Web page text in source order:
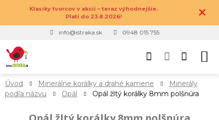
Klasiky tvorcov v akcii – teraz výhodnejšie.
Platí do 23.8.2026!
×
info@istraka.sk 0948 015 755
Úvod Minerálne korálky a drahé kamene
Minerály
podľa názvu
Opál Opál žltý korálky 8mm polšnúra